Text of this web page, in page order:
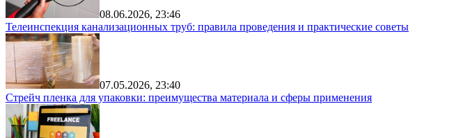
08.06.2026, 23:46
Телеинспекция канализационных труб: правила проведения и практические советы
07.05.2026, 23:40
Стрейч пленка для упаковки: преимущества материала и сферы применения